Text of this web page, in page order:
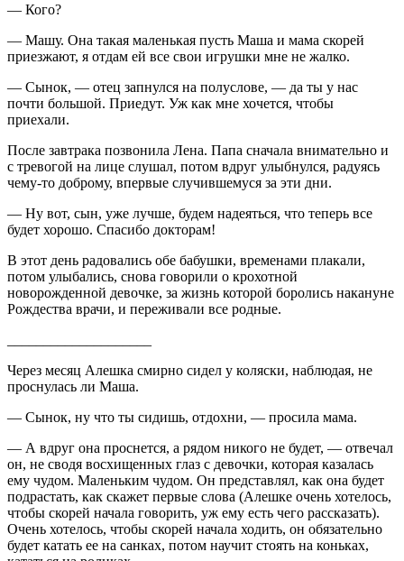
— Кого?
— Машу. Она такая маленькая пусть Маша и мама скорей
приезжают, я отдам ей все свои игрушки мне не жалко.
— Сынок, — отец запнулся на полуслове, — да ты у нас
почти большой. Приедут. Уж как мне хочется, чтобы
приехали.
После завтрака позвонила Лена. Папа сначала внимательно и
с тревогой на лице слушал, потом вдруг улыбнулся, радуясь
чему-то доброму, впервые случившемуся за эти дни.
— Ну вот, сын, уже лучше, будем надеяться, что теперь все
будет хорошо. Спасибо докторам!
В этот день радовались обе бабушки, временами плакали,
потом улыбались, снова говорили о крохотной
новорожденной девочке, за жизнь которой боролись накануне
Рождества врачи, и переживали все родные.
Через месяц Алешка смирно сидел у коляски, наблюдая, не
проснулась ли Маша.
— Сынок, ну что ты сидишь, отдохни, — просила мама.
— А вдруг она проснется, а рядом никого не будет, — отвечал
он, не сводя восхищенных глаз с девочки, которая казалась
ему чудом. Маленьким чудом. Он представлял, как она будет
подрастать, как скажет первые слова (Алешке очень хотелось,
чтобы скорей начала говорить, уж ему есть чего рассказать).
Очень хотелось, чтобы скорей начала ходить, он обязательно
будет катать ее на санках, потом научит стоять на коньках,